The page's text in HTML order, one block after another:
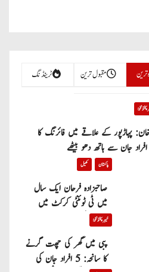
ترین مقبول ترین ٹرینڈنگ
پختونخوا
پہاڑپور کے علاقے میں فائرنگ کا
افراد جان سے ہاتھ دھو بیٹھے
پاکستان کھیل
صاحبزادہ فرحان ایک سال
میں ٹی ٹوئنٹی کرکٹ میں
100 چھکے لگانے والے پہلے
پاکستانی بیٹر بن گئے
خیبر پختونخوا
پبی میں گھر کی چھت گرنے
کا سانحہ: 5 افراد جان کی